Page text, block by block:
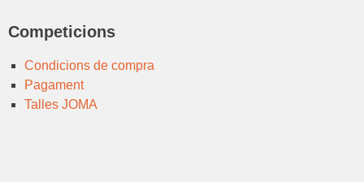
Competicions
Condicions de compra
Pagament
Talles JOMA